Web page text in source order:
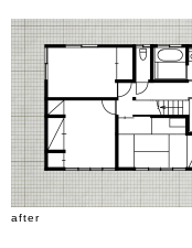
after